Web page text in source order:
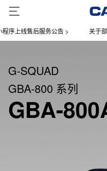
线售后服务公告 > 关于部分
G-SQUAD
GBA-800 系列
GBA-